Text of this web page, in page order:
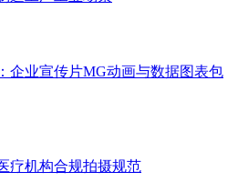
企业宣传片MG动画与数据图表包
疗机构合规拍摄规范